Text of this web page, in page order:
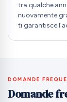
tra qualche
nuovamente
ti garantisce
DOMANDE
Domande